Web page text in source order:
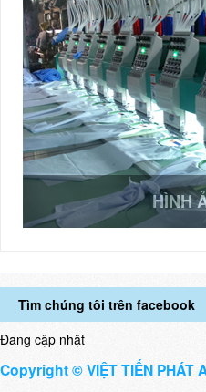
HÌNH
Tìm chúng tôi trên facebook
Đang cập nhật
Copyright © VIỆT TIẾN PHÁT